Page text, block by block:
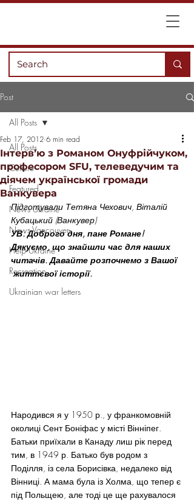
Post
All Posts
Culture
Featured
News Ukraine
News Vancouver
Help Ukraine
Recreation
Ukrainian war letters
All Posts
Інтерв’ю з Романом Онуфрійчуком,
професором SFU, телеведучим та
діячем української громади
Ванкувера
Feb 17, 2012 6 min read
Підготували Тетяна Чехович, Віталій
Кубацький (Ванкувер)
УВ: Доброго дня, пане Романе!
Дякуємо, що знайшли час для наших
читачів. Давайте розпочнемо з Вашої
життєвої історії.
Народився я у 1950 р., у франкомовній
околиці Сент Боніфас у місті Вінніпег.
Батьки приїхали в Канаду лиш рік перед
тим, в 1949 р. Батько був родом з
Поділля, із села Борисівка, недалеко від
Вінниці. А мама була із Холма, що тепер є
під Польщею, але тоді це ще рахувалося